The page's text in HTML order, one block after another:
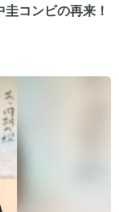
コンビの再来！